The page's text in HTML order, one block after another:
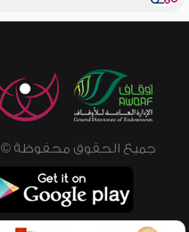
جميع الحقوق محفوظة © 2026 - 1998 لشبكة إسلام ويب